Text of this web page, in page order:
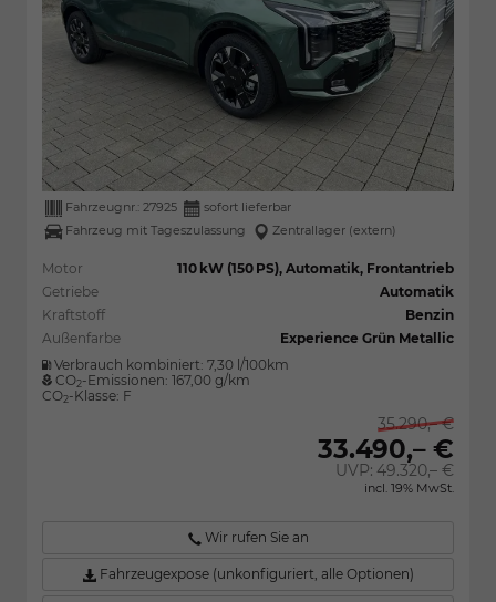
Fahrzeugnr.: 27925
sofort lieferbar
Fahrzeug mit Tageszulassung
Zentrallager (extern)
Motor
110 kW (150 PS), Automatik, Frontantrieb
Getriebe
Automatik
Kraftstoff
Benzin
Außenfarbe
Experience Grün Metallic
Verbrauch kombiniert: 7,30 l/100km
CO2-Emissionen: 167,00 g/km
CO2-Klasse: F
35.290,– €
33.490,– €
UVP: 49.320,– €
incl. 19% MwSt.
Wir rufen Sie an
Fahrzeugexpose (unkonfiguriert, alle Optionen)